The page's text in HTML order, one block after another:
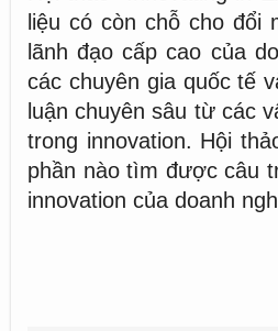
liệu có còn chỗ cho đổi
lãnh đạo cấp cao của
các chuyên gia quốc tế
luận chuyên sâu từ các
trong innovation. Hội
phần nào tìm được câu
innovation của doanh